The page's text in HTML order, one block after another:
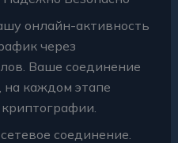
онлайн-активность
через
Ваше соединение
на каждом этапе
соединение.